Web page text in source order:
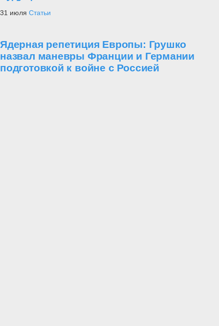
31 июля Статьи
Ядерная репетиция Европы: Грушко
назвал маневры Франции и Германии
подготовкой к войне с Россией